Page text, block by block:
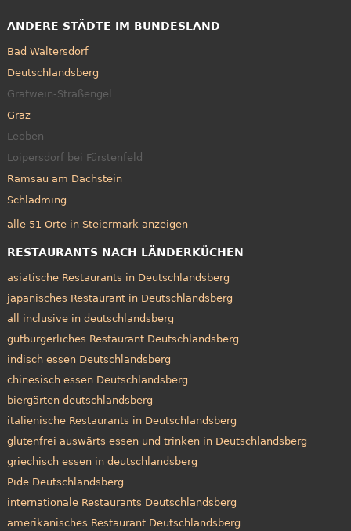
ANDERE STÄDTE IM BUNDESLAND
Bad Waltersdorf
Deutschlandsberg
Gratwein-Straßengel
Graz
Leoben
Loipersdorf bei Fürstenfeld
Ramsau am Dachstein
Schladming
alle 51 Orte in Steiermark anzeigen
RESTAURANTS NACH LÄNDERKÜCHEN
asiatische Restaurants in Deutschlandsberg
japanisches Restaurant in Deutschlandsberg
all inclusive in deutschlandsberg
gutbürgerliches Restaurant Deutschlandsberg
indisch essen Deutschlandsberg
chinesisch essen Deutschlandsberg
biergärten deutschlandsberg
italienische Restaurants in Deutschlandsberg
glutenfrei auswärts essen und trinken in Deutschlandsberg
griechisch essen in deutschlandsberg
Pide Deutschlandsberg
internationale Restaurants Deutschlandsberg
amerikanisches Restaurant Deutschlandsberg